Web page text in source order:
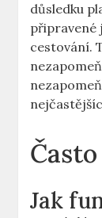
důsledku
připravené
cestování.
Jak